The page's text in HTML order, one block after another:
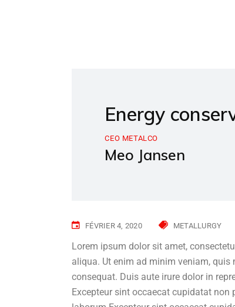
Energy
CEO METALCO
Meo Jansen
FÉVRIER 4, 2020 METALLURGY
Lorem ipsum dolor sit amet,
aliqua. Ut enim ad minim veniam,
consequat. Duis aute irure dolor in
Excepteur sint occaecat cupidatat